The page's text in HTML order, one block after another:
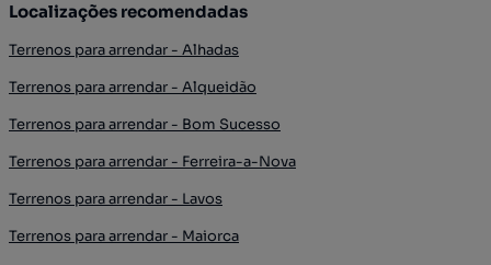
Localizações recomendadas
Terrenos para arrendar - Alhadas
Terrenos para arrendar - Alqueidão
Terrenos para arrendar - Bom Sucesso
Terrenos para arrendar - Ferreira-a-Nova
Terrenos para arrendar - Lavos
Terrenos para arrendar - Maiorca